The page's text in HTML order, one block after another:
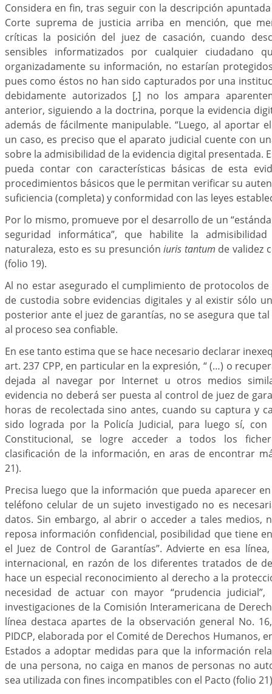
Considera en fin, tras seguir con la descripción
Corte suprema de justicia arriba en mención, que
críticas la posición del juez de casación, cuando
sensibles informatizados por cualquier ciudadano
organizadamente su información, no estarían
pues como éstos no han sido capturados por una
debidamente autorizados [,] no los ampara
anterior, siguiendo a la doctrina, porque la evidencia
además de fácilmente manipulable. “Luego, al aportar
un caso, es preciso que el aparato judicial cuente con
sobre la admisibilidad de la evidencia digital presentada.
pueda contar con características básicas de esta
procedimientos básicos que le permitan verificar su
suficiencia (completa) y conformidad con las leyes
Por lo mismo, promueve por el desarrollo de un
seguridad informática”, que habilite la
naturaleza, esto es su presuncióniuris tantum de validez
(folio 19).
Al no estar asegurado el cumplimiento de protocolos
de custodia sobre evidencias digitales y al existir sólo
posterior ante el juez de garantías, no se asegura que
al proceso sea confiable.
En ese tanto estima que se hace necesario declarar
art. 237 CPP, en particular en la expresión, “ (…) o
dejada al navegar por Internet u otros medios
evidencia no deberá ser puesta al control de juez de
horas de recolectada sino antes, cuando su captura y
sido lograda por la Policía Judicial, para luego sí, con
Constitucional, se logre acceder a todos los
clasificación de la información, en aras de encontrar
21).
Precisa luego que la información que pueda aparecer
teléfono celular de un sujeto investigado no es
datos. Sin embargo, al abrir o acceder a tales medios,
reposa información confidencial, posibilidad que tiene
el Juez de Control de Garantías”. Advierte en esa
internacional, en razón de los diferentes tratados de
hace un especial reconocimiento al derecho a la
necesidad de actuar con mayor “prudencia
investigaciones de la Comisión Interamericana de
línea destaca apartes de la observación general No.
PIDCP, elaborada por el Comité de Derechos Humanos,
Estados a adoptar medidas para que la información
de una persona, no caiga en manos de personas no
sea utilizada con fines incompatibles con el Pacto (folio